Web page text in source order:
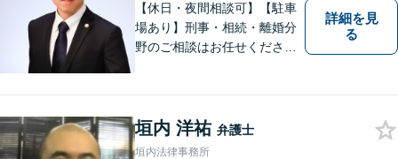
【休日・夜間相談可】【駐車
場あり】刑事・相続・離婚分
野のご相談はお任せくださ
ら弁護士になった特殊な経緯
あり。【電話相談可】
詳細を見
る
垣内 洋祐 弁護士
垣内法律事務所